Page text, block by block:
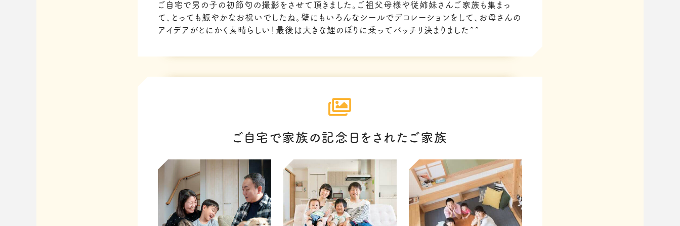
ご自宅で男の子の初節句の撮影をさせて頂きました。 ご祖父母様や従姉妹さんご家族も集まっ
て、とっても賑やかなお祝いでしたね。 壁にもいろんなシールでデコレーションをして、お母さんの
アイデアがとにかく素晴らしい！ 最後は大きな鯉のぼりに乗ってバッチリ決まりました^^
ご自宅で家族の記念日をされたご家族